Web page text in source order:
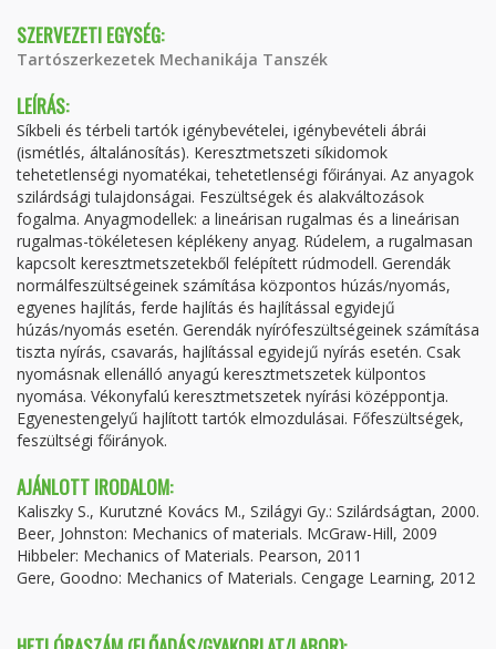
SZERVEZETI EGYSÉG:
Tartószerkezetek Mechanikája Tanszék
LEÍRÁS:
Síkbeli és térbeli tartók igénybevételei, igénybevételi ábrái
(ismétlés, általánosítás). Keresztmetszeti síkidomok
tehetetlenségi nyomatékai, tehetetlenségi főirányai. Az anyagok
szilárdsági tulajdonságai. Feszültségek és alakváltozások
fogalma. Anyagmodellek: a lineárisan rugalmas és a lineárisan
rugalmas-tökéletesen képlékeny anyag. Rúdelem, a rugalmasan
kapcsolt keresztmetszetekből felépített rúdmodell. Gerendák
normálfeszültségeinek számítása központos húzás/nyomás,
egyenes hajlítás, ferde hajlítás és hajlítással egyidejű
húzás/nyomás esetén. Gerendák nyírófeszültségeinek számítása
tiszta nyírás, csavarás, hajlítással egyidejű nyírás esetén. Csak
nyomásnak ellenálló anyagú keresztmetszetek külpontos
nyomása. Vékonyfalú keresztmetszetek nyírási középpontja.
Egyenestengelyű hajlított tartók elmozdulásai. Főfeszültségek,
feszültségi főirányok.
AJÁNLOTT IRODALOM:
Kaliszky S., Kurutzné Kovács M., Szilágyi Gy.: Szilárdságtan, 2000.
Beer, Johnston: Mechanics of materials. McGraw-Hill, 2009
Hibbeler: Mechanics of Materials. Pearson, 2011
Gere, Goodno: Mechanics of Materials. Cengage Learning, 2012